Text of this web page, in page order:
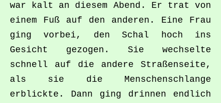
war kalt an diesem Abend. Er trat von
einem Fuß auf den anderen. Eine Frau
ging vorbei, den Schal hoch ins
Gesicht gezogen. Sie wechselte
schnell auf die andere Straßenseite,
als sie die Menschenschlange
erblickte. Dann ging drinnen endlich